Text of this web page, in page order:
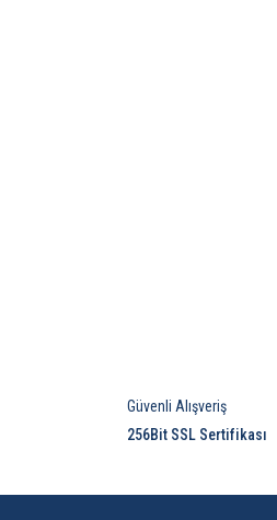
Güvenli Alışveriş
256Bit SSL Sertifikası